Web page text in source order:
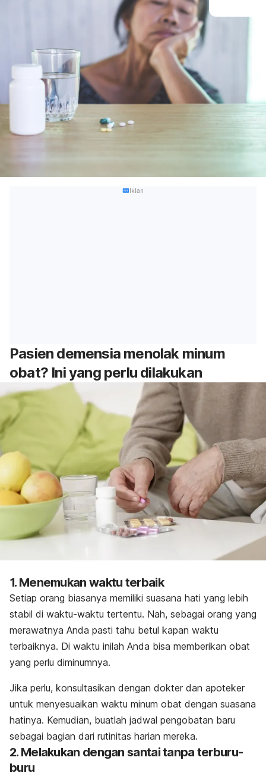
Iklan
Pasien demensia menolak minum
obat? Ini yang perlu dilakukan
1. Menemukan waktu terbaik
Setiap orang biasanya memiliki suasana hati yang lebih
stabil di waktu-waktu tertentu. Nah, sebagai orang yang
merawatnya Anda pasti tahu betul kapan waktu
terbaiknya. Di waktu inilah Anda bisa memberikan obat
yang perlu diminumnya.
Jika perlu, konsultasikan dengan dokter dan apoteker
untuk menyesuaikan waktu minum obat dengan suasana
hatinya. Kemudian, buatlah jadwal pengobatan baru
sebagai bagian dari rutinitas harian mereka.
2. Melakukan dengan santai tanpa terburu-
buru